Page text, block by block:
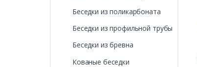
Беседки из поликарбоната
Беседки из профильной трубы
Беседки из бревна
Кованые беседки